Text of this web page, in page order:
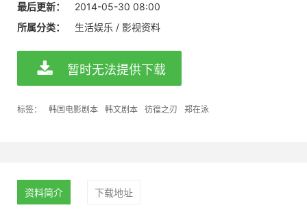
最后更新：
2014-05-30 08:00
所属分类：
生活娱乐 / 影视资料
暂时无法提供下载
标签： 韩国电影剧本 韩文剧本 彷徨之刃 郑在泳
资料简介 下载地址